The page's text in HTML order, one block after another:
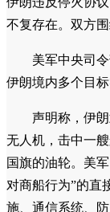
不复存在。双方
美军中央司
伊朗境内多个目
声明称，伊
无人机，击中一
国旗的油轮。美
对商船行为”的直
施、通信系统、